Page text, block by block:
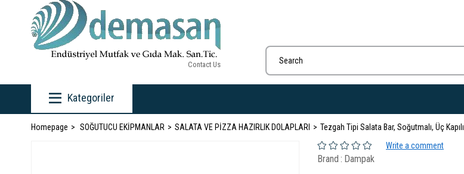
Contact Us
Kategoriler
Homepage SOĞUTUCU EKİPMANLAR SALATA VE PİZZA HAZIRLIK DOLAPLARI Tezgah Tipi Salata Bar, Soğutmalı, Üç Kapılı
Write a comment
Brand : Dampak